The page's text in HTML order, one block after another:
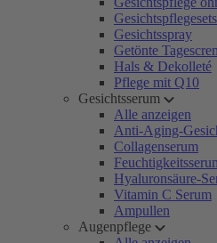
Gesichtspflegesets
Gesichtsspray
Getönte
Hals & Dekolleté
Pflege mit Q10
Gesichtsserum
Alle anzeigen
Anti-Aging-
Collagenserum
Hyaluronsäure-
Vitamin C Serum
Ampullen
Augenpflege